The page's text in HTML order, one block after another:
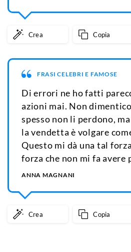
Crea Copia
FRASI CELEBRI E FAMOSE
Di errori ne ho fatti
azioni mai. Non
spesso non li perdono,
la vendetta è volgare
Questo mi dà una tal
forza che non mi fa avere
ANNA MAGNANI
Crea Copia